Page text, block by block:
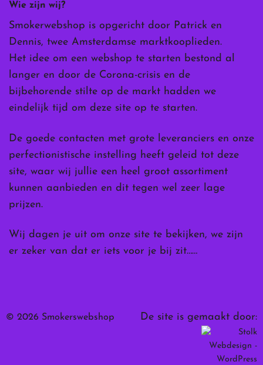
Wie zijn wij?
Smokerwebshop is opgericht door Patrick en
Dennis, twee Amsterdamse marktkooplieden.
Het idee om een webshop te starten bestond al
langer en door de Corona-crisis en de
bijbehorende stilte op de markt hadden we
eindelijk tijd om deze site op te starten.
De goede contacten met grote leveranciers en onze
perfectionistische instelling heeft geleid tot deze
site, waar wij jullie een heel groot assortiment
kunnen aanbieden en dit tegen wel zeer lage
prijzen.
Wij dagen je uit om onze site te bekijken, we zijn
er zeker van dat er iets voor je bij zit……
© 2026 Smokerswebshop De site is gemaakt door: